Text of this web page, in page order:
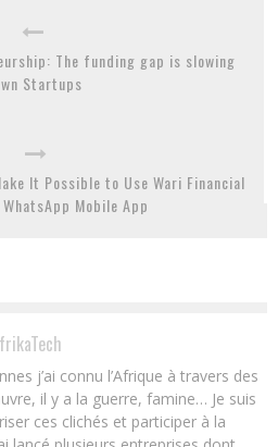
The funding gap is slowing
Startups
It Possible to Use Wari Financial
Mobile App
j’ai connu l’Afrique à travers des
il y a la guerre, famine… Je suis
ces clichés et participer à la